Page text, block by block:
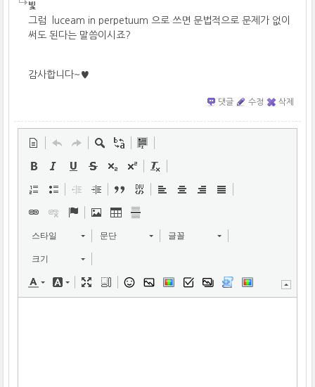
빛
그럼 luceam in perpetuum 으로 쓰면 문법적으로 문제가 없이
써도 된다는 말씀이시죠?
감사합니다~♥
댓글 수정 삭제
스타일 문단 글꼴
크기